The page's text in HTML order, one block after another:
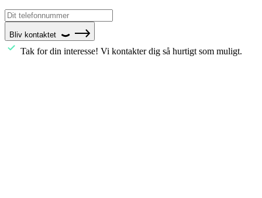
Bliv kontaktet
Tak for din interesse! Vi kontakter dig så hurtigt som muligt.